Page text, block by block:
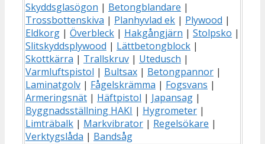
Skyddsglasögon | Betongblandare |
Trossbottenskiva | Planhyvlad ek | Plywood |
Eldkorg | Överbleck | Hakgångjärn | Stolpsko |
Slitskyddsplywood | Lättbetongblock |
Skottkärra | Trallskruv | Utedusch |
Varmluftspistol | Bultsax | Betongpannor |
Laminatgolv | Fågelskrämma | Fogsvans |
Armeringsnät | Häftpistol | Japansag |
Byggnadsställning HAKI | Hygrometer |
Limträbalk | Markvibrator | Regelsökare |
Verktygslåda | Bandsåg